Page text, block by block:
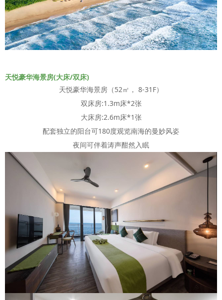
天悦豪华海景房(大床/双床)
天悦豪华海景房（52㎡， 8-31F）
双床房:1.3m床*2张
大床房:2.6m床*1张
配套独立的阳台可180度观览南海的曼妙风姿
夜间可伴着涛声酣然入眠